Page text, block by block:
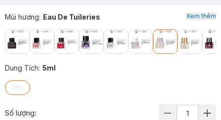
Mùi hương: Eau De Tuileries
Dung Tích: 5ml
5ml
Xem thêm
Số lượng: